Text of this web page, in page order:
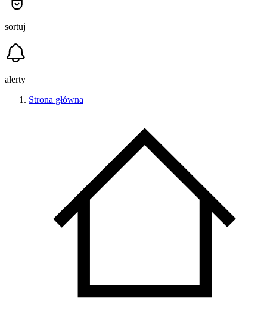
sortuj
alerty
Strona główna